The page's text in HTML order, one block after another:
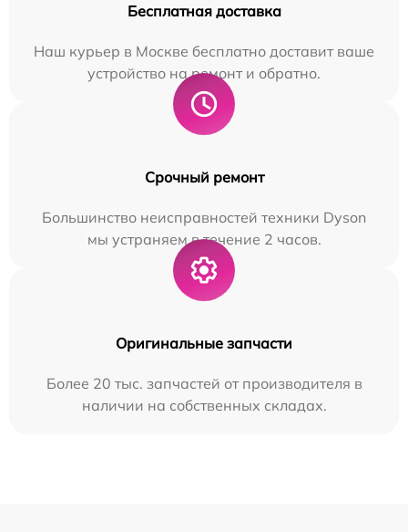
Бесплатная доставка
Наш курьер в Москве бесплатно доставит ваше
устройство на ремонт и обратно.
Срочный ремонт
Большинство неисправностей техники Dyson
мы устраняем в течение 2 часов.
Оригинальные запчасти
Более 20 тыс. запчастей от производителя в
наличии на собственных складах.